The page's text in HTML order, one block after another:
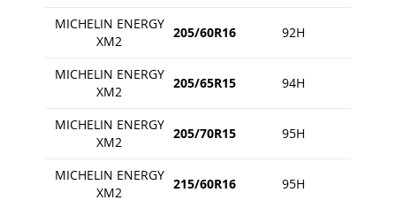
MICHELIN ENERGY
XM2
205/60R16 92H
MICHELIN ENERGY
XM2
205/65R15 94H
MICHELIN ENERGY
XM2
205/70R15 95H
MICHELIN ENERGY
XM2
215/60R16 95H